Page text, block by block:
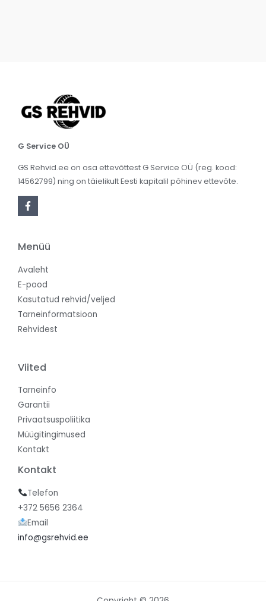
G Service OÜ
GS Rehvid.ee on osa ettevõttest G Service OÜ (reg. kood:
14562799) ning on täielikult Eesti kapitalil põhinev ettevõte.
Menüü
Avaleht
E-pood
Kasutatud rehvid/veljed
Tarneinformatsioon
Rehvidest
Viited
Tarneinfo
Garantii
Privaatsuspoliitika
Müügitingimused
Kontakt
Kontakt
Telefon
+372 5656 2364
Email
info@gsrehvid.ee